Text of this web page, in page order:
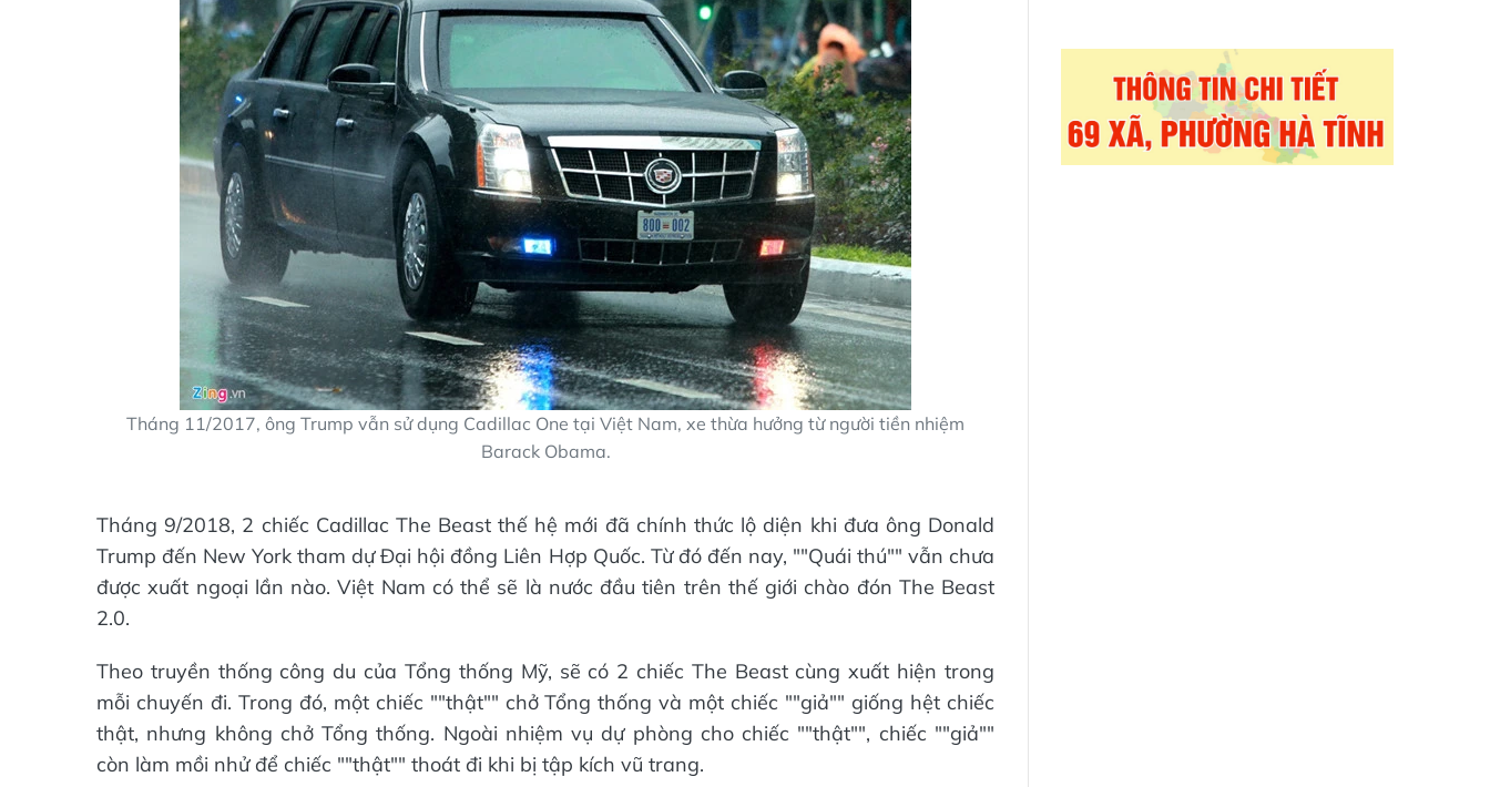
Tháng 11/2017, ông Trump vẫn sử dụng Cadillac One tại Việt Nam, xe thừa hưởng từ người tiền nhiệm
Barack Obama.
Tháng 9/2018, 2 chiếc Cadillac The Beast thế hệ mới đã chính thức lộ diện khi đưa ông Donald
Trump đến New York tham dự Đại hội đồng Liên Hợp Quốc. Từ đó đến nay, ""Quái thú"" vẫn chưa
được xuất ngoại lần nào. Việt Nam có thể sẽ là nước đầu tiên trên thế giới chào đón The Beast
2.0.
Theo truyền thống công du của Tổng thống Mỹ, sẽ có 2 chiếc The Beast cùng xuất hiện trong
mỗi chuyến đi. Trong đó, một chiếc ""thật"" chở Tổng thống và một chiếc ""giả"" giống hệt chiếc
thật, nhưng không chở Tổng thống. Ngoài nhiệm vụ dự phòng cho chiếc ""thật"", chiếc ""giả""
còn làm mồi nhử để chiếc ""thật"" thoát đi khi bị tập kích vũ trang.